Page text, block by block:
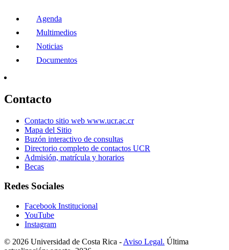
Agenda
Multimedios
Noticias
Documentos
Contacto
Contacto sitio web www.ucr.ac.cr
Mapa del Sitio
Buzón interactivo de consultas
Directorio completo de contactos UCR
Admisión, matrícula y horarios
Becas
Redes Sociales
Facebook Institucional
YouTube
Instagram
© 2026 Universidad de Costa Rica - Aviso Legal. Última